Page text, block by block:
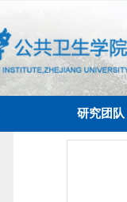
研究团队